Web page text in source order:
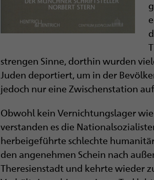
strengen Sinne, dorthin wurden
Juden deportiert, um in der
jedoch nur eine Zwischenstation
Obwohl kein Vernichtungslager
verstanden es die
herbeigeführte schlechte
den angenehmen Schein nach
Theresienstadt und kehrte wieder